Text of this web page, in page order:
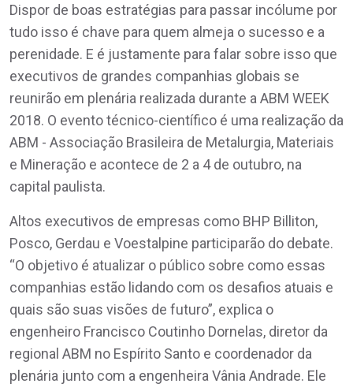
Dispor de boas estratégias para passar incólume por
tudo isso é chave para quem almeja o sucesso e a
perenidade. E é justamente para falar sobre isso que
executivos de grandes companhias globais se
reunirão em plenária realizada durante a ABM WEEK
2018. O evento técnico-científico é uma realização da
ABM - Associação Brasileira de Metalurgia, Materiais
e Mineração e acontece de 2 a 4 de outubro, na
capital paulista.
Altos executivos de empresas como BHP Billiton,
Posco, Gerdau e Voestalpine participarão do debate.
“O objetivo é atualizar o público sobre como essas
companhias estão lidando com os desafios atuais e
quais são suas visões de futuro”, explica o
engenheiro Francisco Coutinho Dornelas, diretor da
regional ABM no Espírito Santo e coordenador da
plenária junto com a engenheira Vânia Andrade. Ele